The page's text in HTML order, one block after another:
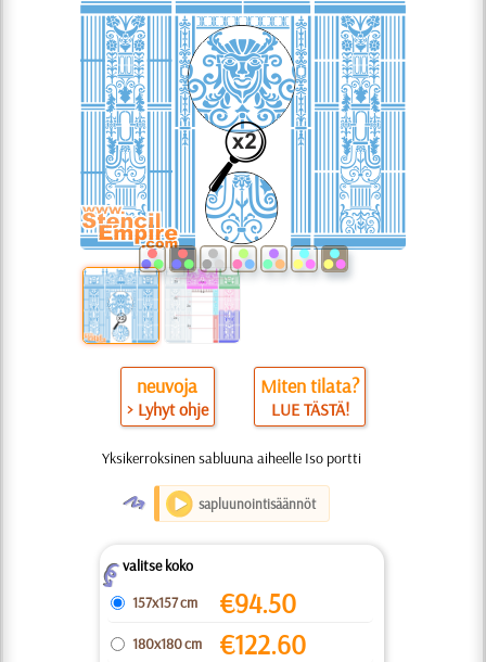
neuvoja
> Lyhyt ohje
Miten tilata?
LUE TÄSTÄ!
Yksikerroksinen sabluuna aiheelle Iso portti
O sapluunointisäännöt
Zvalitse koko
157x157 cm
€94.50
180x180 cm €122.60